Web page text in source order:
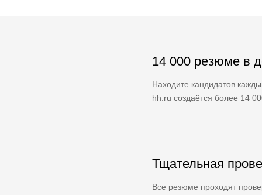
14 000 резюме в
Находите кандидатов
hh.ru создаётся более 14
Тщательная
Все резюме проходят